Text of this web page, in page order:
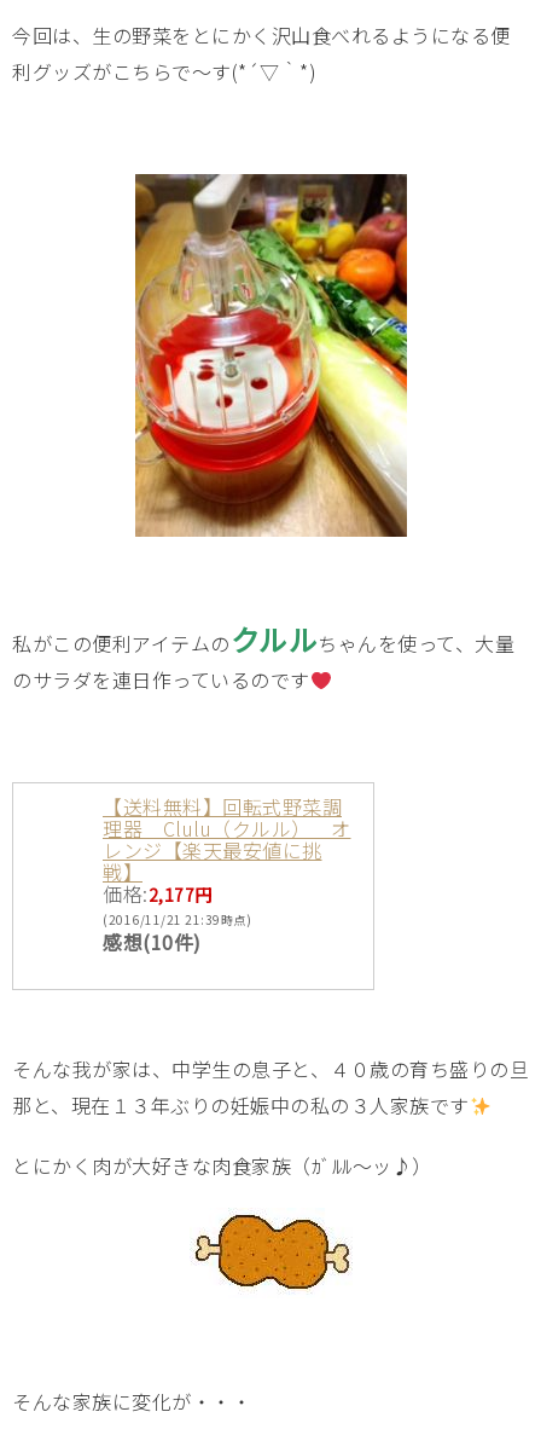
今回は、生の野菜をとにかく沢山食べれるようになる便
利グッズがこちらで～す(*´▽｀*)
私がこの便利アイテムのクルルちゃんを使って、大量
のサラダを連日作っているのです
【送料無料】回転式野菜調
理器 Clulu（クルル） オ
レンジ【楽天最安値に挑
戦】
価格:2,177円
(2016/11/21 21:39時点)
感想(10件)
そんな我が家は、中学生の息子と、４０歳の育ち盛りの旦
那と、現在１３年ぶりの妊娠中の私の３人家族です
とにかく肉が大好きな肉食家族（ｶﾞﾙﾙ～ッ♪）
そんな家族に変化が・・・